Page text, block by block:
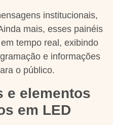
institucionais,
mais, esses painéis
tempo real, exibindo
e informações
o público.
e elementos
em LED